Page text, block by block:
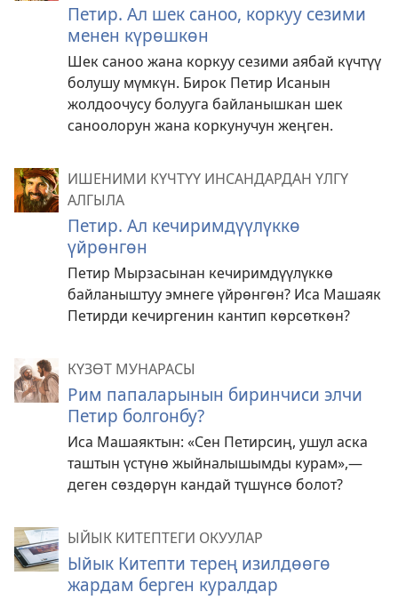
Петир. Ал шек саноо, коркуу сезими
менен күрөшкөн
Шек саноо жана коркуу сезими аябай күчтүү
болушу мүмкүн. Бирок Петир Исанын
жолдоочусу болууга байланышкан шек
саноолорун жана коркунучун жеңген.
ИШЕНИМИ КҮЧТҮҮ ИНСАНДАРДАН ҮЛГҮ
АЛГЫЛА
Петир. Ал кечиримдүүлүккө
үйрөнгөн
Петир Мырзасынан кечиримдүүлүккө
байланыштуу эмнеге үйрөнгөн? Иса Машаяк
Петирди кечиргенин кантип көрсөткөн?
КҮЗӨТ МУНАРАСЫ
Рим папаларынын биринчиси элчи
Петир болгонбу?
Иса Машаяктын: «Сен Петирсиң, ушул аска
таштын үстүнө жыйналышымды курам»,—
деген сөздөрүн кандай түшүнсө болот?
ЫЙЫК КИТЕПТЕГИ ОКУУЛАР
Ыйык Китепти терең изилдөөгө
жардам берген куралдар